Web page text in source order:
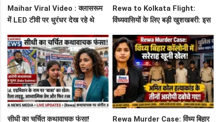
Maihar Viral Video : क्लासरूम
में LED टीवी पर धुरंधर देख रहे थे
शिकायत
Rewa to Kolkata Flight:
विंध्यवासियों के लिए बड़ी खुशखबरी: इस
फ्लाइट, जानें पूरा रूट!
सीधी का चर्चित कथावाचक फंसा!
Rewa Murder Case: विंध्य बिहार